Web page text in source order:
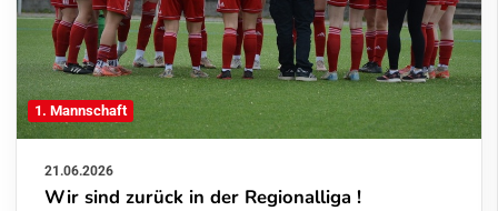
1. Mannschaft
21.06.2026
Wir sind zurück in der Regionalliga !